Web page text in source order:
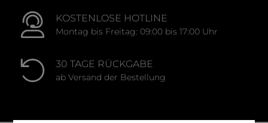
KOSTENLOSE HOTLINE
Montag bis Freitag: 09:00 bis 17:00 Uhr
30 TAGE RÜCKGABE
ab Versand der Bestellung